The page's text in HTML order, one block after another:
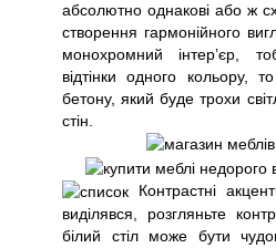
абсолютно однакові або ж
створення гармонійного
монохромний інтер’єр,
відтінки одного кольору,
бетону, який буде трохи
стін.
Контрастні
виділявся, розгляньте
білий стіл може бути